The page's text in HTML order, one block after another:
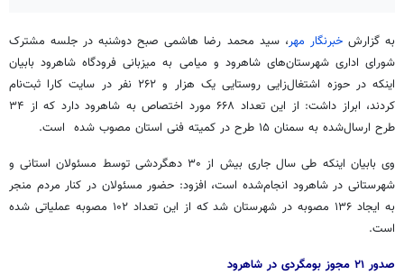
به گزارشخبرنگار مهر، سید محمد رضا هاشمی صبح دوشنبه در جلسه مشترک
شورای اداری شهرستان‌های شاهرود و میامی به میزبانی فرودگاه شاهرود بابیان
اینکه در حوزه اشتغال‌زایی روستایی یک هزار و ۲۶۲ نفر در سایت کارا ثبت‌نام
کردند، ابراز داشت: از این تعداد ۶۶۸ مورد اختصاص به شاهرود دارد که از ۳۴
طرح ارسال‌شده به سمنان ۱۵ طرح در کمیته فنی استان مصوب شده است.
وی بابیان اینکه طی سال جاری بیش از ۳۰ دهگردشی توسط مسئولان استانی و
شهرستانی در شاهرود انجام‌شده است، افزود: حضور مسئولان در کنار مردم منجر
به ایجاد ۱۳۶ مصوبه در شهرستان شد که از این تعداد ۱۰۲ مصوبه عملیاتی شده
است.
صدور ۲۱ مجوز بومگردی در شاهرود